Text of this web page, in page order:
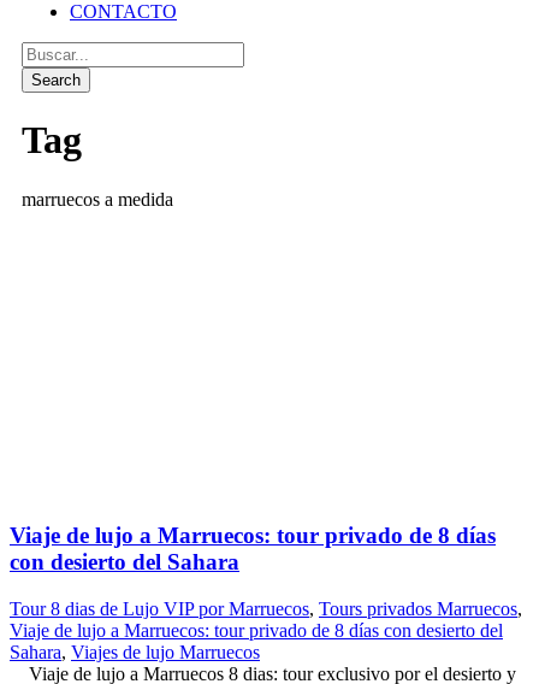
CONTACTO
Tag
marruecos a medida
Viaje de lujo a Marruecos: tour privado de 8 días
con desierto del Sahara
Tour 8 dias de Lujo VIP por Marruecos, Tours privados Marruecos,
Viaje de lujo a Marruecos: tour privado de 8 días con desierto del
Sahara, Viajes de lujo Marruecos
Viaje de lujo a Marruecos 8 dias: tour exclusivo por el desierto y